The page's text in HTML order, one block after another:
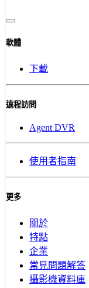
軟體
下載
遠程訪問
Agent DVR
使用者指南
更多
關於
特點
企業
常見問題解答
攝影機資料庫